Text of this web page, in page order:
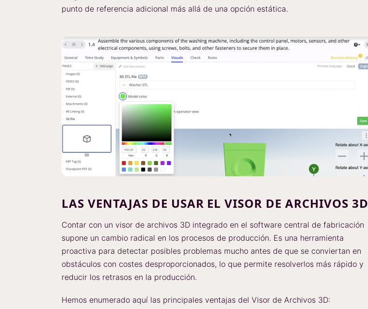
punto de referencia adicional más allá de una opción estática.
LAS VENTAJAS DE USAR EL VISOR DE ARCHIVOS 3D
Contar con un visor de archivos 3D integrado en el software central de fabricación
supone un cambio radical en los procesos de producción. Es una herramienta
proactiva para detectar posibles problemas mucho antes de que se conviertan en
obstáculos con costes desproporcionados, lo que permite resolverlos más rápido y
reducir los retrasos en la producción.
Hemos enumerado aquí las principales ventajas del Visor de Archivos 3D: